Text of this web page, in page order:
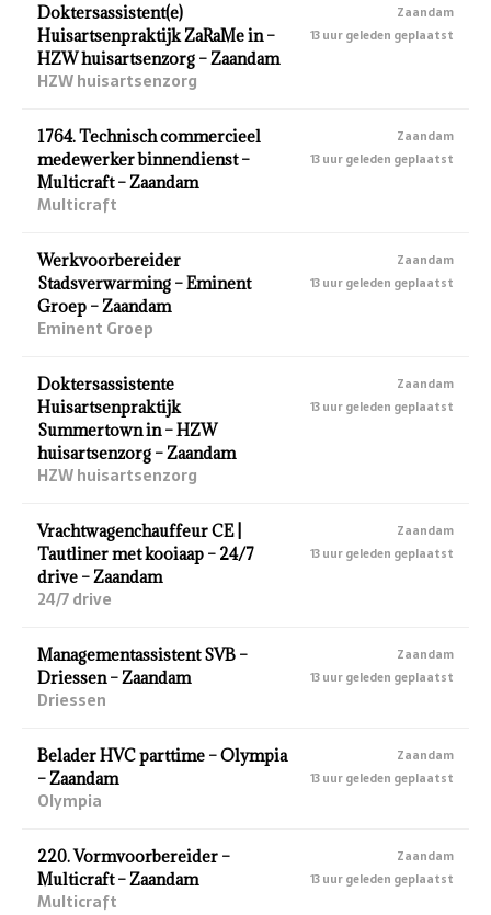
Doktersassistent(e)
Huisartsenpraktijk ZaRaMe in –
HZW huisartsenzorg – Zaandam
HZW huisartsenzorg
Zaandam
13 uur geleden geplaatst
1764. Technisch commercieel
medewerker binnendienst –
Multicraft – Zaandam
Multicraft
Zaandam
13 uur geleden geplaatst
Werkvoorbereider
Stadsverwarming – Eminent
Groep – Zaandam
Eminent Groep
Zaandam
13 uur geleden geplaatst
Doktersassistente
Huisartsenpraktijk
Summertown in – HZW
huisartsenzorg – Zaandam
HZW huisartsenzorg
Zaandam
13 uur geleden geplaatst
Vrachtwagenchauffeur CE |
Tautliner met kooiaap – 24/7
drive – Zaandam
24/7 drive
Zaandam
13 uur geleden geplaatst
Managementassistent SVB –
Driessen – Zaandam
Driessen
Zaandam
13 uur geleden geplaatst
Belader HVC parttime – Olympia
– Zaandam
Olympia
Zaandam
13 uur geleden geplaatst
220. Vormvoorbereider –
Multicraft – Zaandam
Multicraft
Zaandam
13 uur geleden geplaatst